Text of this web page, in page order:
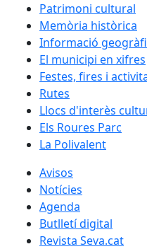
Patrimoni cultural
Memòria històrica
Informació
El municipi en xifres
Festes, fires i
Rutes
Llocs d'interès
Els Roures Parc
La Polivalent
Avisos
Notícies
Agenda
Butlletí digital
Revista Seva.cat